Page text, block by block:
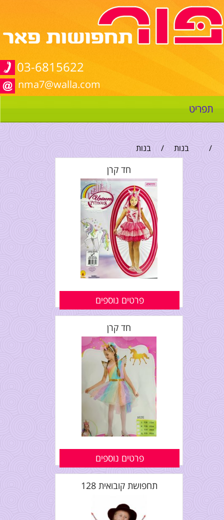
03-6815622
nma7@walla.com
תפריט
/ בנות / בנות
חד קרן
פרטים נוספים
חד קרן
פרטים נוספים
תחפושת קובואית 128